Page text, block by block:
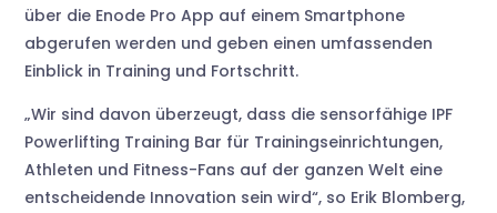
über die Enode Pro App auf einem Smartphone
abgerufen werden und geben einen umfassenden
Einblick in Training und Fortschritt.
„Wir sind davon überzeugt, dass die sensorfähige IPF
Powerlifting Training Bar für Trainingseinrichtungen,
Athleten und Fitness-Fans auf der ganzen Welt eine
entscheidende Innovation sein wird“, so Erik Blomberg,